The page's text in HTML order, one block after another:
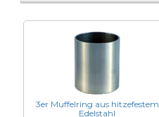
3er Muffelring aus hitzefestem
Edelstahl